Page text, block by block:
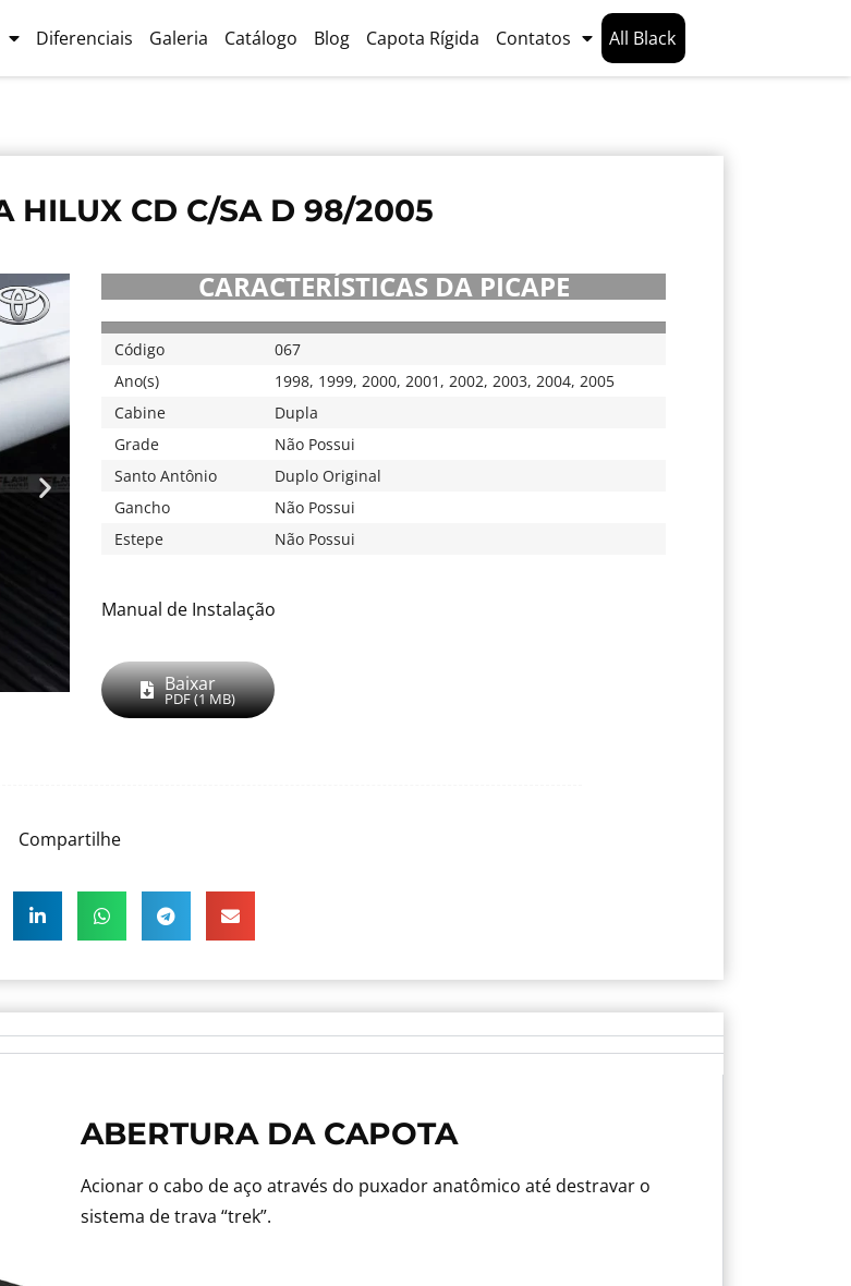
Diferenciais Galeria Catálogo Blog Capota Rígida Contatos All Black
HILUX CD C/SA D 98/2005
CARACTERÍSTICAS DA PICAPE
Código
067
Ano(s)
1998, 1999,2000,2001 ,2002,2003,2004,2005
Cabine
Dupla
Grade
Não Possui
Santo Antônio
Duplo Original
Gancho
Não Possui
Estepe
Não Possui
Manual de Instalação
Baixar
PDF (1 MB)
Compartilhe
ABERTURA DA CAPOTA
Acionar o cabo de aço através do puxador anatômico até destravar o
sistema de trava “trek”.